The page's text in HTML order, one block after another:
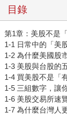
目錄
第1章：美股不是
1-1 日常中的「美
1-2 為什麼美國股
1-3 美股與台股的
1-4 買美股不是「
1-5 三組數字，讓
1-6 美股交易所速
1-7 為什麼台灣人